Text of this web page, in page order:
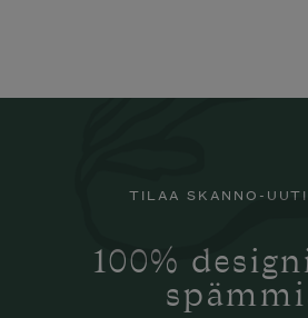
TILAA SKANNO-
100%